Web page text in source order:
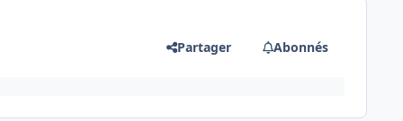
Partager Abonnés